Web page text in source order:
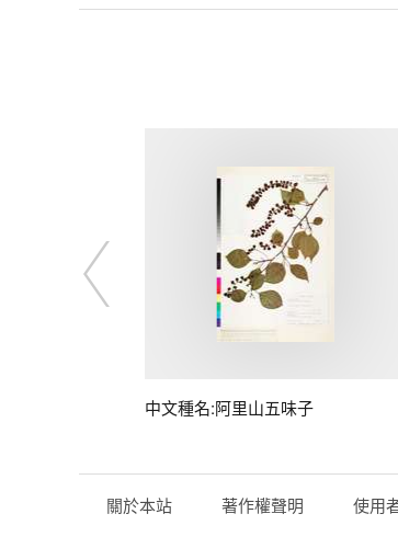
中文種名:阿里山五味子
關於本站 著作權聲明 使用